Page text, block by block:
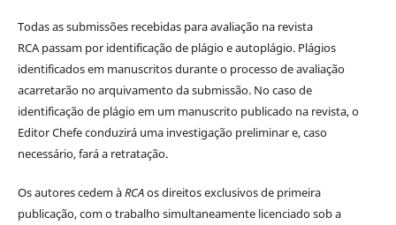
Todas as submissões recebidas para avaliação na revista
RCA passam por identificação de plágio e autoplágio. Plágios
identificados em manuscritos durante o processo de avaliação
acarretarão no arquivamento da submissão. No caso de
identificação de plágio em um manuscrito publicado na revista, o
Editor Chefe conduzirá uma investigação preliminar e, caso
necessário, fará a retratação.
Os autores cedem àRCAos direitos exclusivos de primeira
publicação, com o trabalho simultaneamente licenciado sob a